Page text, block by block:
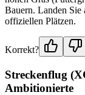
Bauern. Landen Sie
offiziellen Plätzen.
Korrekt?
Streckenflug
Ambitionierte